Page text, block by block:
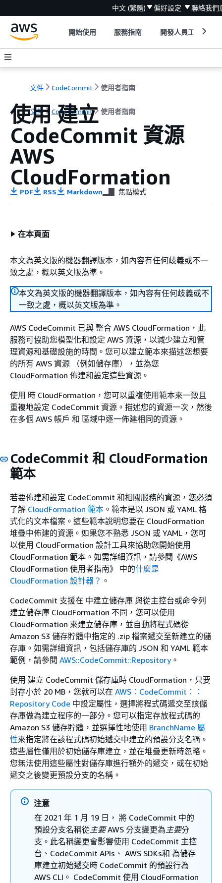
中文 (繁體) 偏好設定 聯絡我們
開始使用 服務指南 開發人員工具
文件 CodeCommit 使用者指南
文件 CodeCommit 使用者指南
使用 建立
CodeCommit 資源
AWS
CloudFormation
PDF RSS Markdown 焦點模式
在本頁面
本文為英文版的機器翻譯版本，如內容有任何歧義或不一
致之處，概以英文版為準。
本文為英文版的機器翻譯版本，如內容有任何歧義或不
一致之處，概以英文版為準。
AWS CodeCommit 已與 整合 AWS CloudFormation，此
服務可協助您模型化和設定 AWS 資源，以減少建立和管
理資源和基礎設施的時間。您可以建立範本來描述您想要
的所有 AWS 資源 （例如儲存庫），並為您
CloudFormation 佈建和設定這些資源。
使用 時 CloudFormation，您可以重複使用範本來一致且
重複地設定 CodeCommit 資源。描述您的資源一次，然後
在多個 AWS 帳戶 和 區域中逐一佈建相同的資源。
CodeCommit 和 CloudFormation
範本
若要佈建和設定 CodeCommit 和相關服務的資源，您必須
了解 CloudFormation 範本 。範本是以 JSON 或 YAML 格
式化的文本檔案。這些範本說明您要在 CloudFormation
堆疊中佈建的資源。如果您不熟悉 JSON 或 YAML，您可
以使用 CloudFormation 設計工具來協助您開始使用
CloudFormation 範本。如需詳細資訊，請參閱《AWS
CloudFormation 使用者指南》
中的什麼是
CloudFormation 設計器？ 。
CodeCommit 支援在 中建立儲存庫 與從主控台或命令列
建立儲存庫 CloudFormation 不同，您可以使用
CloudFormation 來建立儲存庫，並自動將程式碼從
Amazon S3 儲存貯體中指定的 .zip 檔案遞交至新建立的儲
存庫。如需詳細資訊，包括儲存庫的 JSON 和 YAML 範本
範例，請參閱 AWS::CodeCommit::Repository。
使用 建立 CodeCommit 儲存庫時 CloudFormation，只要
封存小於 20 MB，您就可以在 AWS：CodeCommit：：
Repository Code 中設定屬性，選擇將程式碼遞交至該儲
存庫做為建立程序的一部分。您可以指定存放程式碼的
Amazon S3 儲存貯體，並選擇性地使用 BranchName 屬
性來指定將在該程式碼初始遞交中建立的預設分支名稱。
這些屬性僅用於初始儲存庫建立，並在堆疊更新時忽略。
您無法使用這些屬性對儲存庫進行額外的遞交，或在初始
遞交之後變更預設分支的名稱。
注意
在 2021 年 1 月 19 日， 將 CodeCommit 中的
預設分支名稱從主要AWS 分支變更為 主要分
支。此名稱變更會影響使用 CodeCommit 主控
台、CodeCommit APIs、 AWS SDKs和 為儲存
庫建立初始遞交時 CodeCommit 的預設行為
AWS CLI。 CodeCommit 使用 CloudFormation